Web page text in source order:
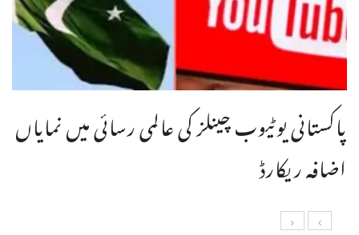
پاکستانی یوٹیوب چینلز کی عالمی رسائی میں نمایاں
اضافہ ریکارڈ